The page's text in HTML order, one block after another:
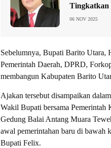
Tingkatkan
06 NOV 2025
Sebelumnya, Bupati Barito Utara,
Pemerintah Daerah, DPRD,
membangun Kabupaten Barito
Ajakan tersebut disampaikan
Wakil Bupati bersama Pemerintah
Gedung Balai Antang Muara
awal pemerintahan baru di bawah
Bupati Felix.